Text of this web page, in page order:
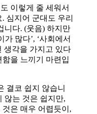
이렇게 줄 세워서
심지어 군대도 우리
니다. (웃음) 하지만
많다’, ‘사회에서
생각을 가지고 있다
을 느끼기 마련입
결코 쉽지 않습니
않는 것은 쉽지만,
은 매우 어렵듯이,